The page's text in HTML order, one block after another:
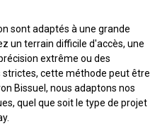
sont adaptés à une grande
un terrain difficile d'accès, une
extrême ou des
cette méthode peut être
Bissuel, nous adaptons nos
quel que soit le type de projet